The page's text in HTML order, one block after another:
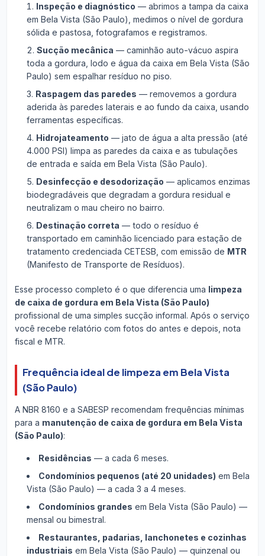
Inspeção e diagnóstico — abrimos a tampa da caixa
em Bela Vista (São Paulo), medimos o nível de gordura
sólida e pastosa, fotografamos e registramos.
Sucção mecânica — caminhão auto-vácuo aspira
toda a gordura, lodo e água da caixa em Bela Vista (São
Paulo) sem espalhar resíduo no piso.
Raspagem das paredes — removemos a gordura
aderida às paredes laterais e ao fundo da caixa, usando
ferramentas específicas.
Hidrojateamento — jato de água a alta pressão (até
4.000 PSI) limpa as paredes da caixa e as tubulações
de entrada e saída em Bela Vista (São Paulo).
Desinfecção e desodorização — aplicamos enzimas
biodegradáveis que degradam a gordura residual e
neutralizam o mau cheiro no bairro.
Destinação correta — todo o resíduo é
transportado em caminhão licenciado para estação de
tratamento credenciada CETESB, com emissão de MTR
(Manifesto de Transporte de Resíduos).
Esse processo completo é o que diferencia uma limpeza
de caixa de gordura em Bela Vista (São Paulo)
profissional de uma simples sucção informal. Após o serviço
você recebe relatório com fotos do antes e depois, nota
fiscal e MTR.
Frequência ideal de limpeza em Bela Vista
(São Paulo)
A NBR 8160 e a SABESP recomendam frequências mínimas
para a manutenção de caixa de gordura em Bela Vista
(São Paulo):
Residências — a cada 6 meses.
Condomínios pequenos (até 20 unidades) em Bela
Vista (São Paulo) — a cada 3 a 4 meses.
Condomínios grandes em Bela Vista (São Paulo) —
mensal ou bimestral.
Restaurantes, padarias, lanchonetes e cozinhas
industriais em Bela Vista (São Paulo) — quinzenal ou